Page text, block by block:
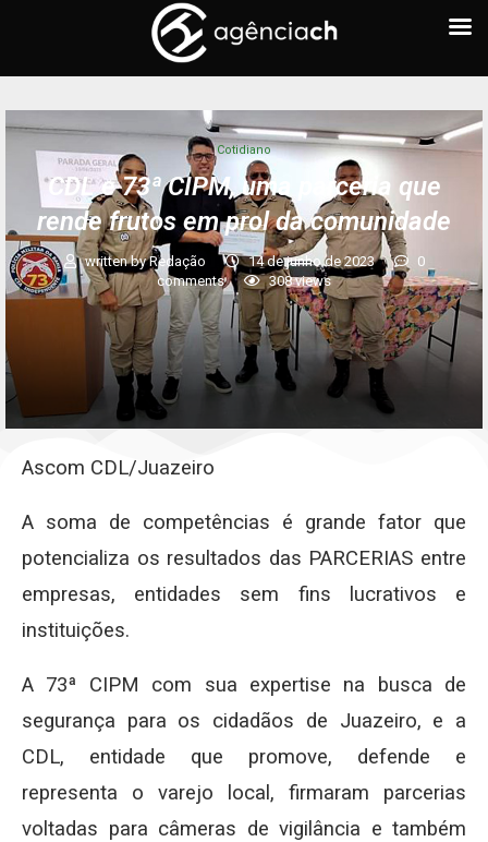
Cotidiano
CDL e 73ª CIPM, uma parceria que
rende frutos em prol da comunidade
written byRedação 14 de junho de 2023
0
comments
308views
Ascom CDL/Juazeiro
A soma de competências é grande fator que
potencializa os resultados das PARCERIAS entre
empresas, entidades sem fins lucrativos e
instituições.
A 73ª CIPM com sua expertise na busca de
segurança para os cidadãos de Juazeiro, e a
CDL, entidade que promove, defende e
representa o varejo local, firmaram parcerias
voltadas para câmeras de vigilância e também